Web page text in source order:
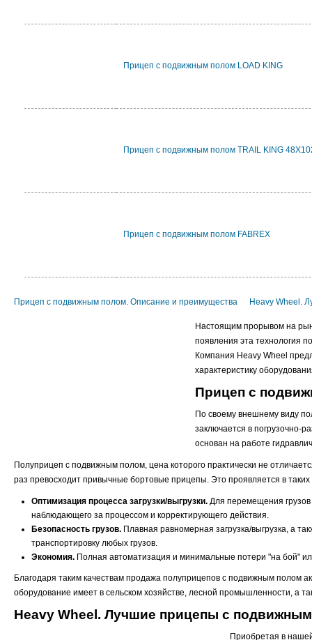
Прицеп с подвижным полом LOAD KING
Прицеп с подвижным полом TRAIL KING
Прицеп с подвижным полом FABREX
Прицеп с подвижным полом. Описание и преимущества Heavy Wheel.
Настоящим прорывом на
появления эта технология
Компания Heavy Wheel
характеристику
Прицеп с
По своему внешнему виду
заключается в погрузочно-
основан на работе
Полуприцеп с подвижным полом, цена которого практически не
раз превосходит привычные бортовые прицепы. Это проявляется в таких
Оптимизация процесса загрузки/выгрузки. Для перемещения грузов
наблюдающего за процессом и корректирующего действия.
Безопасность грузов. Плавная равномерная загрузка/выгрузка, а
транспортировку любых грузов.
Экономия. Полная автоматизация и минимальные потери "на бой"
Благодаря таким качествам продажа полуприцепов с подвижным полом
оборудование имеет в сельском хозяйстве, лесной промышленности, а
Heavy Wheel. Лучшие прицепы с
Приобретая в